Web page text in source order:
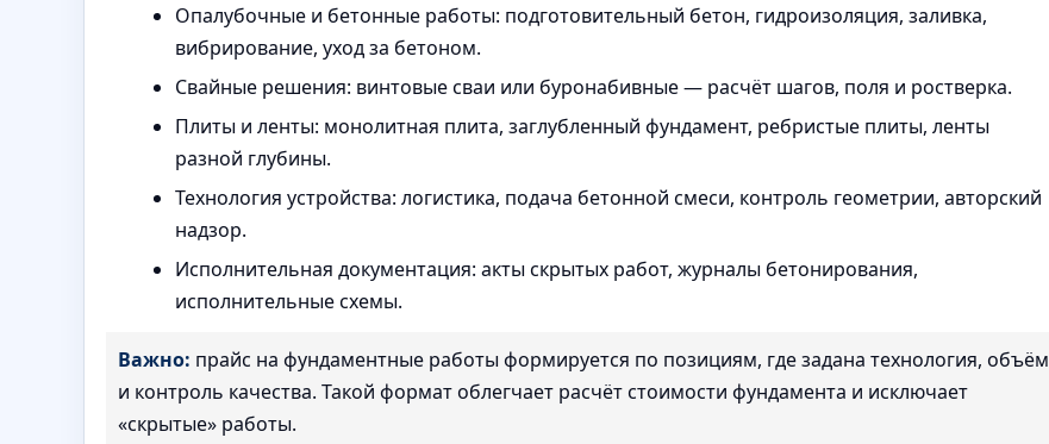
Опалубочные и бетонные работы: подготовительный бетон, гидроизоляция, заливка,
вибрирование, уход за бетоном.
Свайные решения: винтовые сваи или буронабивные — расчёт шагов, поля и ростверка.
Плиты и ленты: монолитная плита, заглубленный фундамент, ребристые плиты, ленты
разной глубины.
Технология устройства: логистика, подача бетонной смеси, контроль геометрии, авторский
надзор.
Исполнительная документация: акты скрытых работ, журналы бетонирования,
исполнительные схемы.
Важно: прайс на фундаментные работы формируется по позициям, где задана технология, объём
и контроль качества. Такой формат облегчает расчёт стоимости фундамента и исключает
«скрытые» работы.